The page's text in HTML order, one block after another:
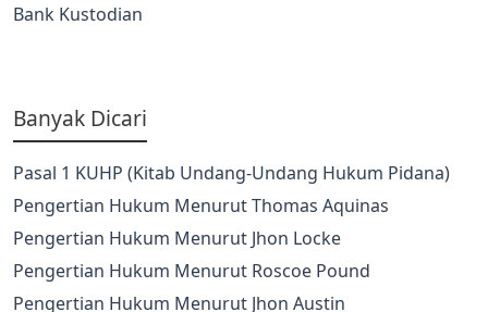
Bank Kustodian
Banyak Dicari
Pasal 1 KUHP (Kitab Undang-Undang Hukum Pidana)
Pengertian Hukum Menurut Thomas Aquinas
Pengertian Hukum Menurut Jhon Locke
Pengertian Hukum Menurut Roscoe Pound
Pengertian Hukum Menurut Jhon Austin